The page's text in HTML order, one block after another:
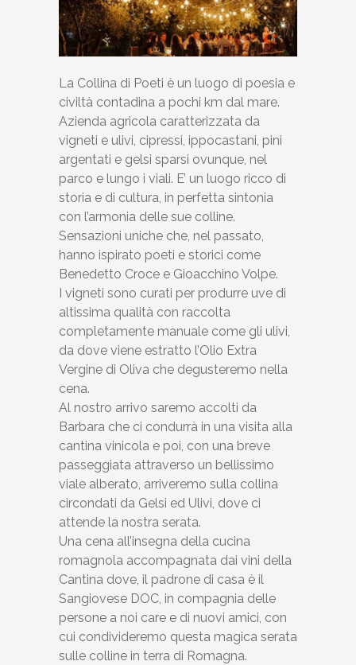
La Collina di Poeti è un luogo di poesia e
civiltà contadina a pochi km dal mare.
Azienda agricola caratterizzata da
vigneti e ulivi, cipressi, ippocastani, pini
argentati e gelsi sparsi ovunque, nel
parco e lungo i viali. E’ un luogo ricco di
storia e di cultura, in perfetta sintonia
con l’armonia delle sue colline.
Sensazioni uniche che, nel passato,
hanno ispirato poeti e storici come
Benedetto Croce e Gioacchino Volpe.
I vigneti sono curati per produrre uve di
altissima qualità con raccolta
completamente manuale come gli ulivi,
da dove viene estratto l’Olio Extra
Vergine di Oliva che degusteremo nella
cena.
Al nostro arrivo saremo accolti da
Barbara che ci condurrà in una visita alla
cantina vinicola e poi, con una breve
passeggiata attraverso un bellissimo
viale alberato, arriveremo sulla collina
circondati da Gelsi ed Ulivi, dove ci
attende la nostra serata.
Una cena all’insegna della cucina
romagnola accompagnata dai vini della
Cantina dove, il padrone di casa è il
Sangiovese DOC, in compagnia delle
persone a noi care e di nuovi amici, con
cui condivideremo questa magica serata
sulle colline in terra di Romagna.